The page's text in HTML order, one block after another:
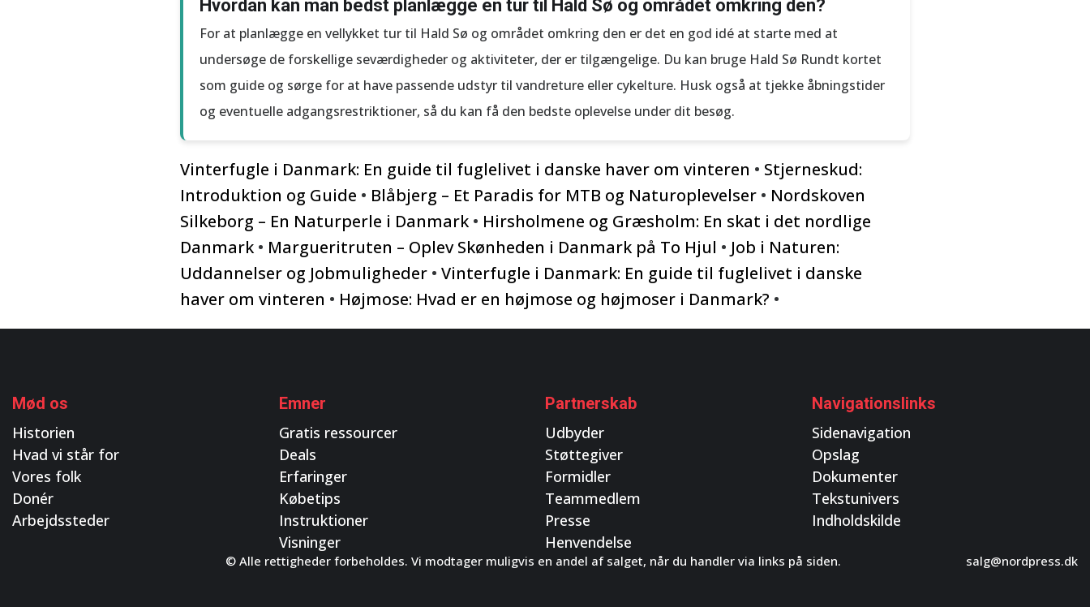
Hvordan kan man bedst planlægge en tur til Hald Sø og området omkring den?
For at planlægge en vellykket tur til Hald Sø og området omkring den er det en god idé at starte med at
undersøge de forskellige seværdigheder og aktiviteter, der er tilgængelige. Du kan bruge Hald Sø Rundt kortet
som guide og sørge for at have passende udstyr til vandreture eller cykelture. Husk også at tjekke åbningstider
og eventuelle adgangsrestriktioner, så du kan få den bedste oplevelse under dit besøg.
Vinterfugle i Danmark: En guide til fuglelivet i danske haver om vinteren • Stjerneskud:
Introduktion og Guide • Blåbjerg – Et Paradis for MTB og Naturoplevelser • Nordskoven
Silkeborg – En Naturperle i Danmark • Hirsholmene og Græsholm: En skat i det nordlige
Danmark • Margueritruten – Oplev Skønheden i Danmark på To Hjul • Job i Naturen:
Uddannelser og Jobmuligheder • Vinterfugle i Danmark: En guide til fuglelivet i danske
haver om vinteren • Højmose: Hvad er en højmose og højmoser i Danmark? •
© Alle rettigheder forbeholdes. Vi modtager muligvis en andel af salget, når du handler via links på siden.
Mød os
Historien
Hvad vi står for
Vores folk
Donér
Arbejdssteder
Emner
Gratis ressourcer
Deals
Erfaringer
Købetips
Instruktioner
Visninger
Partnerskab
Udbyder
Støttegiver
Formidler
Teammedlem
Presse
Henvendelse
Navigationslinks
Sidenavigation
Opslag
Dokumenter
Tekstunivers
Indholdskilde
salg@nordpress.dk